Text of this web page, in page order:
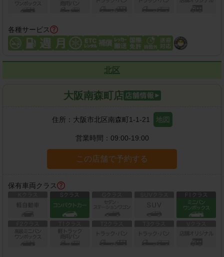
各種サービス
北区
大阪南森町店
住所： 大阪市北区南森町1-1-21 地図
営業時間： 09:00-19:00
この店舗で予約する
保有車両クラス